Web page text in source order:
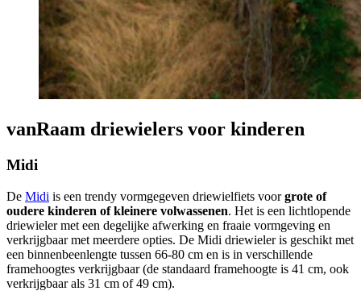
vanRaam driewielers voor kinderen
Midi
De Midi is een trendy vormgegeven driewielfiets voorgrote of
oudere kinderen of kleinere volwassenen. Het is een lichtlopende
driewieler met een degelijke afwerking en fraaie vormgeving en
verkrijgbaar met meerdere opties. De Midi driewieler is geschikt met
een binnenbeenlengte tussen 66-80 cm en is in verschillende
framehoogtes verkrijgbaar (de standaard framehoogte is 41 cm, ook
verkrijgbaar als 31 cm of 49 cm).